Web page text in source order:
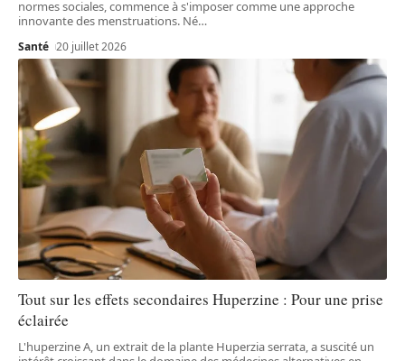
normes sociales, commence à s'imposer comme une approche
innovante des menstruations. Né…
Santé 20 juillet 2026
Tout sur les effets secondaires Huperzine : Pour une prise
éclairée
L'huperzine A, un extrait de la plante Huperzia serrata, a suscité un